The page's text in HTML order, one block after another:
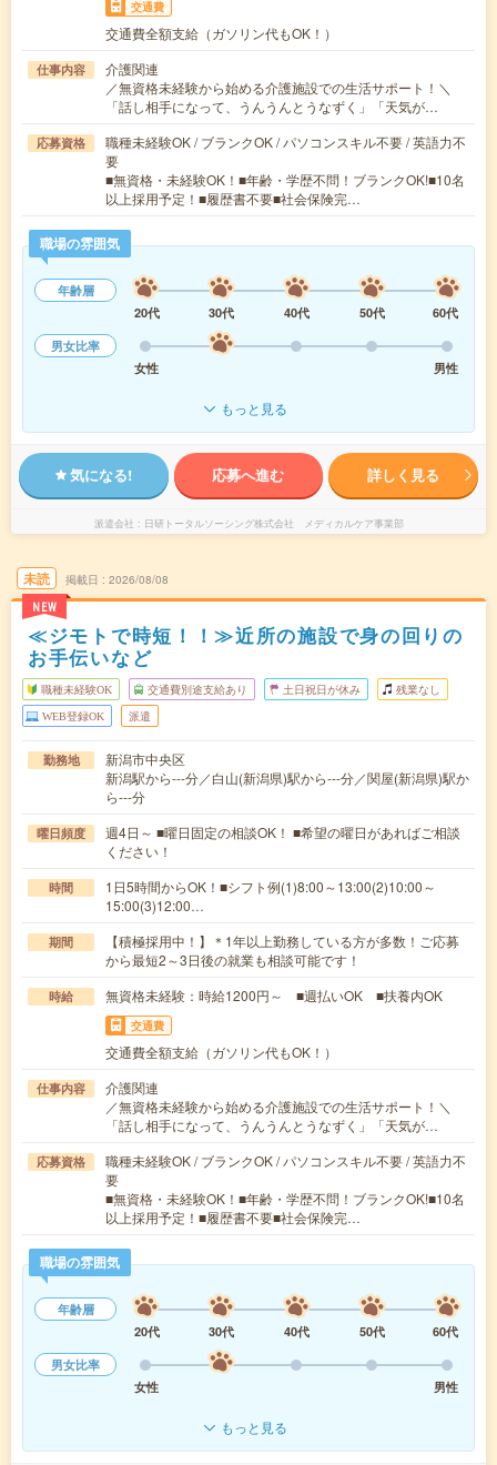
交通費
交通費全額支給（ガソリン代もOK！）
仕事内容
介護関連
／無資格未経験から始める介護施設での生活サポート！＼
「話し相手になって、うんうんとうなずく」「天気が…
応募資格
職種未経験OK / ブランクOK / パソコンスキル不要 / 英語力不
要
■無資格・未経験OK！■年齢・学歴不問！ブランクOK!■10名
以上採用予定！■履歴書不要■社会保険完…
職場の雰囲気
年齢層
20代
30代 40代 50代
60代
男女比率
女性
男性
もっと見る
気になる! 応募へ進む 詳しく見る
派遣会社 日研トータルソーシング株式会社 メディカルケア事業部
未読
NEW
掲載日 2026/08/08
≪ジモトで時短！！≫近所の施設で身の回りの
お手伝いなど
職種未経験OK 交通費別途支給あり 土日祝日が休み 残業なし
WEB登録OK 派遣
勤務地
新潟市中央区
新潟駅から---分／白山(新潟県)駅から---分／関屋(新潟県)駅か
ら---分
曜日頻度
週4日～ ■曜日固定の相談OK！ ■希望の曜日があればご相談
ください！
時間
1日5時間からOK！■シフト例(1)8:00～13:00(2)10:00～
15:00(3)12:00…
期間
【積極採用中！】＊1年以上勤務している方が多数！ご応募
から最短2～3日後の就業も相談可能です！
時給 無資格未経験：時給1200円～ ■週払いOK ■扶養内OK
交通費
交通費全額支給（ガソリン代もOK！）
仕事内容
介護関連
／無資格未経験から始める介護施設での生活サポート！＼
「話し相手になって、うんうんとうなずく」「天気が…
応募資格
職種未経験OK / ブランクOK / パソコンスキル不要 / 英語力不
要
■無資格・未経験OK！■年齢・学歴不問！ブランクOK!■10名
以上採用予定！■履歴書不要■社会保険完…
職場の雰囲気
年齢層
20代
30代 40代 50代
60代
男女比率
女性
男性
もっと見る